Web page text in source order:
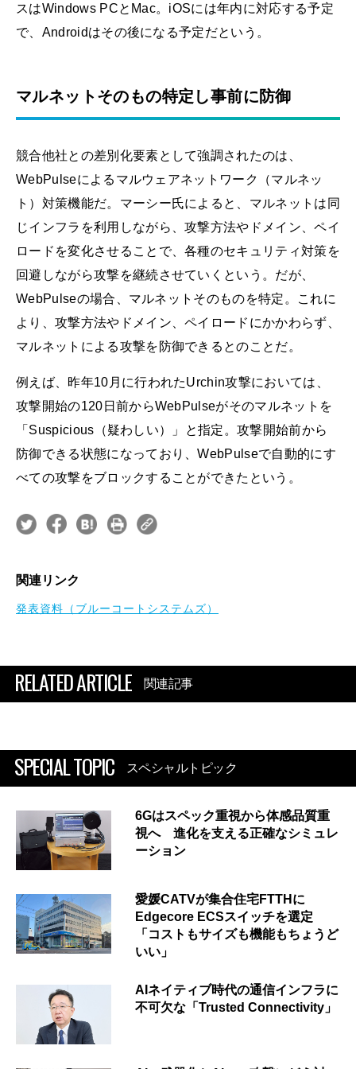
スはWindows PCとMac。iOSには年内に対応する予定
で、Androidはその後になる予定だという。
マルネットそのもの特定し事前に防御
競合他社との差別化要素として強調されたのは、
WebPulseによるマルウェアネットワーク（マルネッ
ト）対策機能だ。マーシー氏によると、マルネットは同
じインフラを利用しながら、攻撃方法やドメイン、ペイ
ロードを変化させることで、各種のセキュリティ対策を
回避しながら攻撃を継続させていくという。だが、
WebPulseの場合、マルネットそのものを特定。これに
より、攻撃方法やドメイン、ペイロードにかかわらず、
マルネットによる攻撃を防御できるとのことだ。
例えば、昨年10月に行われたUrchin攻撃においては、
攻撃開始の120日前からWebPulseがそのマルネットを
「Suspicious（疑わしい）」と指定。攻撃開始前から
防御できる状態になっており、WebPulseで自動的にす
べての攻撃をブロックすることができたという。
関連リンク
発表資料（ブルーコートシステムズ）
RELATED ARTICLE 関連記事
SPECIAL TOPIC スペシャルトピック
6Gはスペック重視から体感品質重
視へ 進化を支える正確なシミュレ
ーション
愛媛CATVが集合住宅FTTHに
Edgecore ECSスイッチを選定
「コストもサイズも機能もちょうど
いい」
AIネイティブ時代の通信インフラに
不可欠な「Trusted Connectivity」